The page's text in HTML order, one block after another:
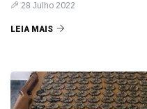
28 Julho 2022
LEIA MAIS